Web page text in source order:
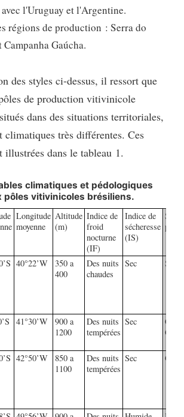
l'Uruguay et l'Argentine.
régions de production : Serra do
Campanha Gaúcha.
des styles ci-dessus, il ressort que
de production vitivinicole
dans des situations territoriales,
climatiques très différentes. Ces
illustrées dans le tableau 1.
climatiques et pédologiques
pôles vitivinicoles brésiliens.
Longitude
moyenne
Altitude
(m)
Indice de
froid
nocturne
(IF)
Indice de
sécheresse
(IS)
40°22’W
350 a
400
Des nuits
chaudes
Sec
41°30’W
900 a
1200
Des nuits
tempérées
Sec
42°50’W
850 a
1100
Des nuits
tempérées
Sec